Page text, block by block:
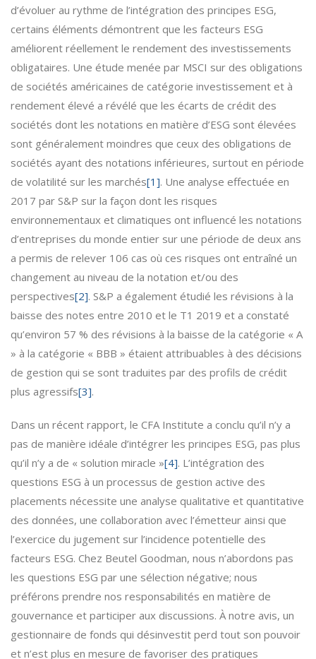
d’évoluer au rythme de l’intégration des principes ESG,
certains éléments démontrent que les facteurs ESG
améliorent réellement le rendement des investissements
obligataires. Une étude menée par MSCI sur des obligations
de sociétés américaines de catégorie investissement et à
rendement élevé a révélé que les écarts de crédit des
sociétés dont les notations en matière d’ESG sont élevées
sont généralement moindres que ceux des obligations de
sociétés ayant des notations inférieures, surtout en période
de volatilité sur les marchés[1]. Une analyse effectuée en
2017 par S&P sur la façon dont les risques
environnementaux et climatiques ont influencé les notations
d’entreprises du monde entier sur une période de deux ans
a permis de relever 106 cas où ces risques ont entraîné un
changement au niveau de la notation et/ou des
perspectives[2]. S&P a également étudié les révisions à la
baisse des notes entre 2010 et le T1 2019 et a constaté
qu’environ 57 % des révisions à la baisse de la catégorie « A
» à la catégorie « BBB » étaient attribuables à des décisions
de gestion qui se sont traduites par des profils de crédit
plus agressifs[3].
Dans un récent rapport, le CFA Institute a conclu qu’il n’y a
pas de manière idéale d’intégrer les principes ESG, pas plus
qu’il n’y a de « solution miracle »[4]. L’intégration des
questions ESG à un processus de gestion active des
placements nécessite une analyse qualitative et quantitative
des données, une collaboration avec l’émetteur ainsi que
l’exercice du jugement sur l’incidence potentielle des
facteurs ESG. Chez Beutel Goodman, nous n’abordons pas
les questions ESG par une sélection négative; nous
préférons prendre nos responsabilités en matière de
gouvernance et participer aux discussions. À notre avis, un
gestionnaire de fonds qui désinvestit perd tout son pouvoir
et n’est plus en mesure de favoriser des pratiques